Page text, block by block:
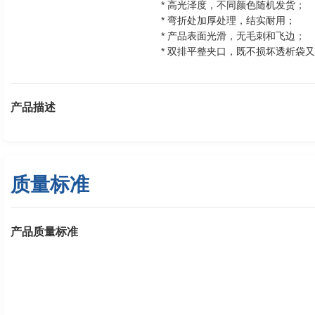
* 高光泽度，不同颜色随机发货；
* 弯折处加厚处理，结实耐用；
* 产品表面光滑，无毛刺和飞边；
* 双排平整夹口，既不损坏透析袋又
产品描述
质量标准
产品质量标准